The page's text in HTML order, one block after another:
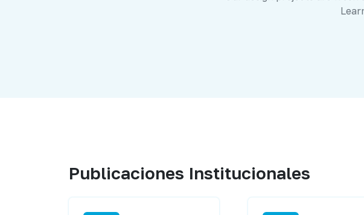
Publicaciones Institucionales